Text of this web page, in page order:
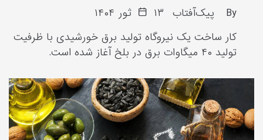
By پیک‌آفتاب
۱۳ ثور ۱۴۰۴
کار ساخت یک نیروگاه تولید برق خورشیدی با ظرفیت
تولید ۴۰ میگاوات برق در بلخ آغاز شده است.